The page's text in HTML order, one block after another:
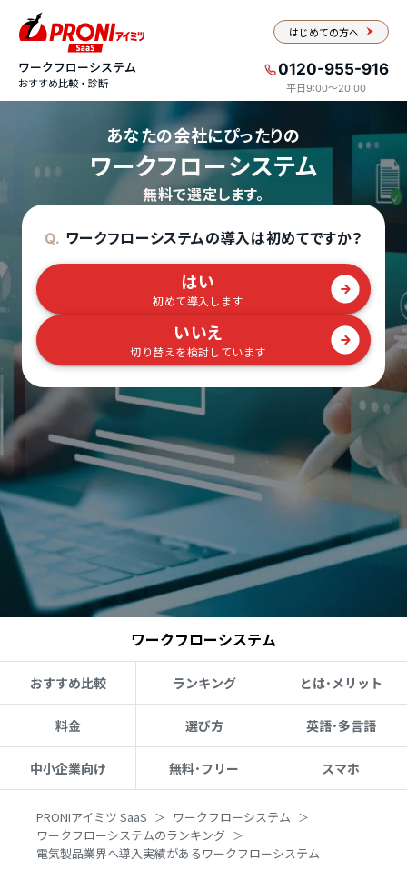
はじめての方へ
ワークフローシステム
おすすめ比較・診断
0120-955-916
平日9:00〜20:00
あなたの会社にぴったりの
ワークフローシステム
無料で選定します。
Q. ワークフローシステムの導入は初めてですか？
はい
初めて導入します
いいえ
切り替えを検討しています
ワークフローシステム
おすすめ比較 ランキング とは･メリット
料金 選び方 英語･多言語
中小企業向け 無料･フリー スマホ
PRONIアイミツ SaaS
ワークフローシステム
ワークフローシステムのランキング
電気製品業界へ導入実績があるワークフローシステム